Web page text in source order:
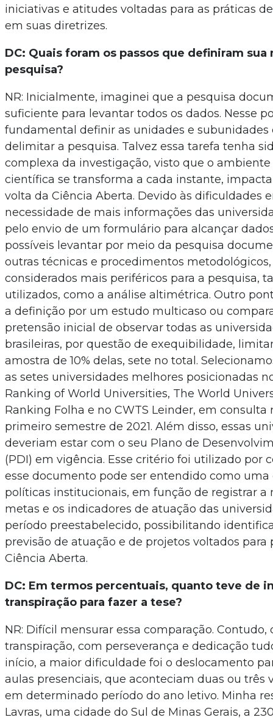
iniciativas e atitudes voltadas para as práticas
em suas diretrizes.
DC: Quais foram os passos que definiram
pesquisa?
NR: Inicialmente, imaginei que a pesquisa
suficiente para levantar todos os dados. Nesse
fundamental definir as unidades e subunidades
delimitar a pesquisa. Talvez essa tarefa tenha
complexa da investigação, visto que o
científica se transforma a cada instante,
volta da Ciência Aberta. Devido às dificuldades
necessidade de mais informações das
pelo envio de um formulário para alcançar
possíveis levantar por meio da pesquisa
outras técnicas e procedimentos
considerados mais periféricos para a pesquisa,
utilizados, como a análise altimétrica. Outro
a definição por um estudo multicaso ou
pretensão inicial de observar todas as
brasileiras, por questão de exequibilidade,
amostra de 10% delas, sete no total.
as setes universidades melhores posicionadas
Ranking of World Universities, The World
Ranking Folha e no CWTS Leinder, em consulta
primeiro semestre de 2021. Além disso, essas
deveriam estar com o seu Plano de
(PDI) em vigência. Esse critério foi utilizado por
esse documento pode ser entendido como uma
políticas institucionais, em função de registrar a
metas e os indicadores de atuação das
período preestabelecido, possibilitando
previsão de atuação e de projetos voltados para
Ciência Aberta.
DC: Em termos percentuais, quanto teve de
transpiração para fazer a tese?
NR: Difícil mensurar essa comparação.
transpiração, com perseverança e dedicação
início, a maior dificuldade foi o deslocamento
aulas presenciais, que aconteciam duas ou três
em determinado período do ano letivo. Minha
Lavras, uma cidade do Sul de Minas Gerais, a